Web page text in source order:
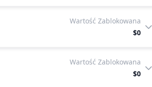
Wartość Zablokowana
$0
Wartość Zablokowana
$0